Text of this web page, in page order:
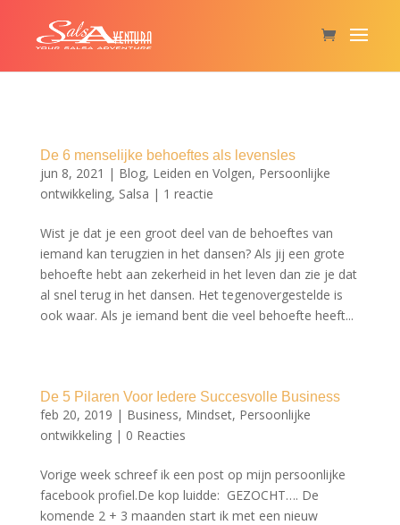
De 6 menselijke behoeftes als levensles
jun 8, 2021 | Blog, Leiden en Volgen, Persoonlijke
ontwikkeling, Salsa | 1 reactie
Wist je dat je een groot deel van de behoeftes van
iemand kan terugzien in het dansen? ​Als jij een grote
behoefte hebt aan zekerheid in het leven dan zie je dat
al snel terug in het dansen. Het tegenovergestelde is
ook waar. Als je iemand bent die veel behoefte heeft...
De 5 Pilaren Voor Iedere Succesvolle Business
feb 20, 2019 | Business, Mindset, Persoonlijke
ontwikkeling| 0 Reacties
Vorige week schreef ik een post op mijn persoonlijke
facebook profiel.De kop luidde: GEZOCHT…. De
komende 2 + 3 maanden start ik met een nieuw